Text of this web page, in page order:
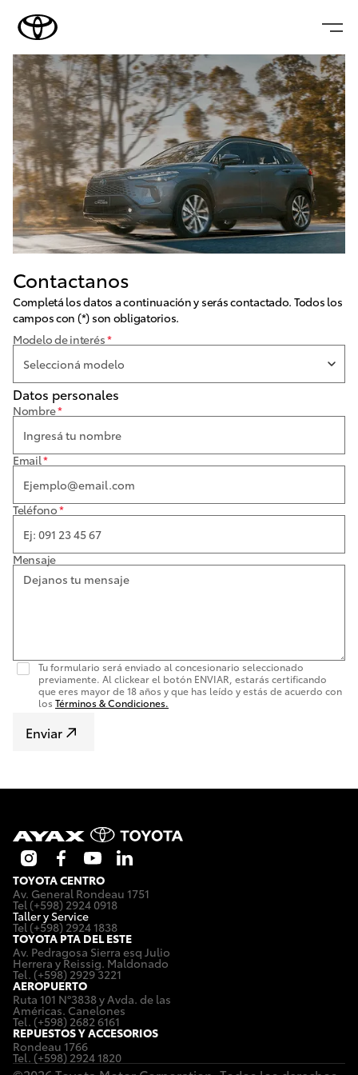
Contactanos
Completá los datos a continuación y serás contactado. Todos los
campos con (*) son obligatorios.
Modelo de interés*
Datos personales
Nombre*
Email*
Teléfono*
Mensaje
Tu formulario será enviado al concesionario seleccionado
previamente. Al clickear el botón ENVIAR, estarás certificando
que eres mayor de 18 años y que has leído y estás de acuerdo con
los Términos & Condiciones.
Enviar
TOYOTA CENTRO
Av. General Rondeau 1751
Tel (+598) 2924 0918
Taller y Service
Tel (+598) 2924 1838
TOYOTA PTA DEL ESTE
Av. Pedragosa Sierra esq Julio
Herrera y Reissig. Maldonado
Tel. (+598) 2929 3221
AEROPUERTO
Ruta 101 Nº3838 y Avda. de las
Américas. Canelones
Tel. (+598) 2682 6161
REPUESTOS Y ACCESORIOS
Rondeau 1766
Tel. (+598) 2924 1820